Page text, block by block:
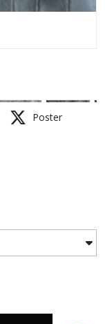
Poster